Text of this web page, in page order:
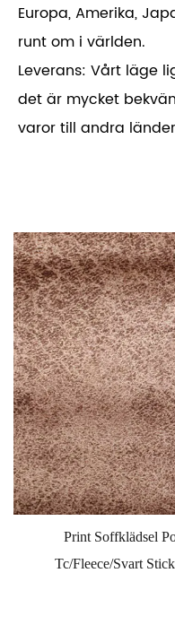
Europa, Amerika,
runt om i världen.
Leverans: Vårt läge
det är mycket
varor till andra
Print Soffklädsel
Tc/Fleece/Svart